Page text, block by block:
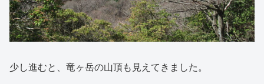
少し進むと、竜ヶ岳の山頂も見えてきました。